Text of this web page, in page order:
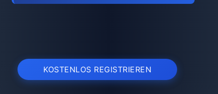
KOSTENLOS REGISTRIEREN